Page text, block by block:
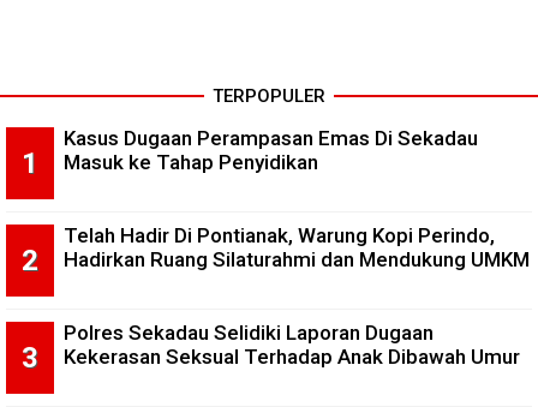
TERPOPULER
Kasus Dugaan Perampasan Emas Di Sekadau
Masuk ke Tahap Penyidikan
Telah Hadir Di Pontianak, Warung Kopi Perindo,
Hadirkan Ruang Silaturahmi dan Mendukung UMKM
Polres Sekadau Selidiki Laporan Dugaan
Kekerasan Seksual Terhadap Anak Dibawah Umur